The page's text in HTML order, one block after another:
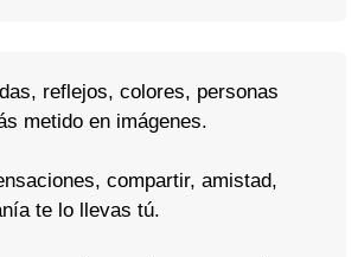
reflejos, colores, personas
metido en imágenes.
compartir, amistad,
te lo llevas tú.